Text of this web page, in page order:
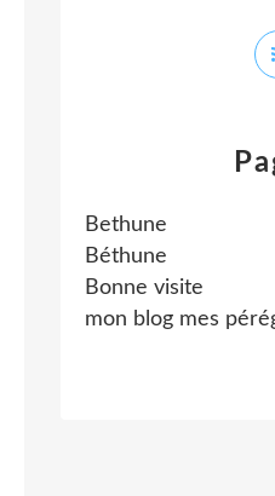
Bethune
Béthune
Bonne visite
mon blog mes